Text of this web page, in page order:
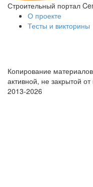
Строительный портал
О проекте
Тесты и викторины
Копирование
активной, не закрытой
2013-2026